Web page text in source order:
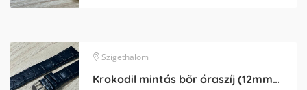
Szigethalom
Krokodil mintás bőr óraszíj (12mm-es befogóval rendelkező órához)